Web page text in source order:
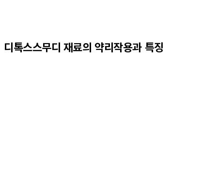
디톡스스무디 재료의 약리작용과 특징